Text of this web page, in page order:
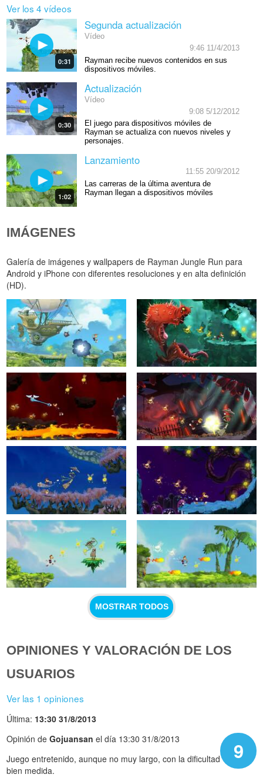
Ver los 4 vídeos
0:31
Segunda actualización
Vídeo
9:46 11/4/2013
Rayman recibe nuevos contenidos en sus
dispositivos móviles.
0:30
Actualización
Vídeo
9:08 5/12/2012
El juego para dispositivos móviles de
Rayman se actualiza con nuevos niveles y
personajes.
1:02
Lanzamiento
11:55 20/9/2012
Las carreras de la última aventura de
Rayman llegan a dispositivos móviles
IMÁGENES
Galería de imágenes y wallpapers de Rayman Jungle Run para
Android y iPhone con diferentes resoluciones y en alta definición
(HD).
MOSTRAR TODOS
OPINIONES Y VALORACIÓN DE LOS
USUARIOS
Ver las 1 opiniones
Última: 13:30 31/8/2013
9
Opinión deGojuansan el día 13:30 31/8/2013
Juego entretenido, aunque no muy largo, con la dificultad
bien medida.